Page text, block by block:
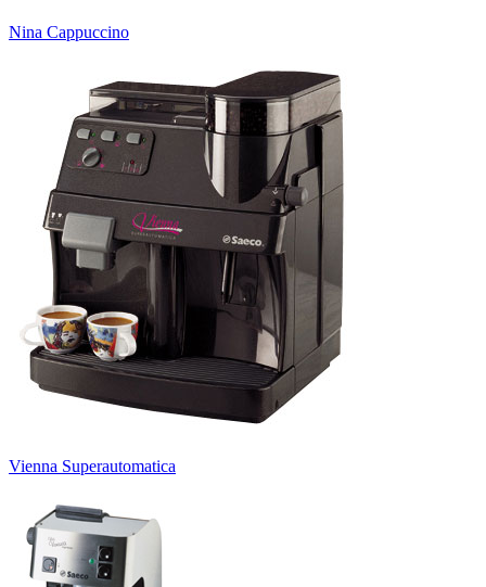
Nina Cappuccino
Vienna Superautomatica